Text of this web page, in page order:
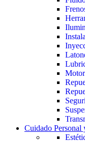
Motor
Cuidado Personal